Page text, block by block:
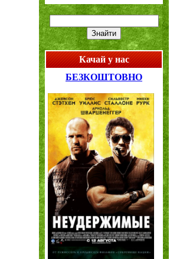
Качай у нас
БЕЗКОШТОВНО